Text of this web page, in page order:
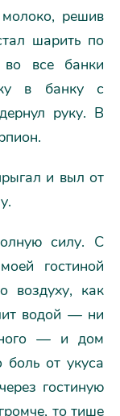
решив
шарить по
во все банки
в банку с
руку. В
и выл от
силу. С
гостиной
воздуху, как
водой — ни
— и дом
от укуса
гостиную
то тише